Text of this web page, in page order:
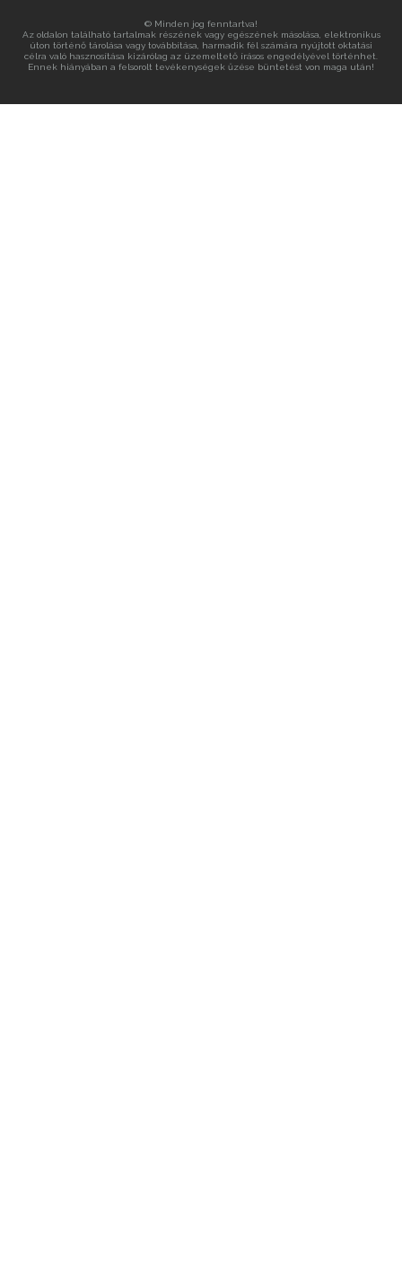
© Minden jog fenntartva!
Az oldalon található tartalmak részének vagy egészének másolása, elektronikus
úton történő tárolása vagy továbbítása, harmadik fél számára nyújtott oktatási
célra való hasznosítása kizárólag az üzemeltető írásos engedélyével történhet.
Ennek hiányában a felsorolt tevékenységek űzése büntetést von maga után!